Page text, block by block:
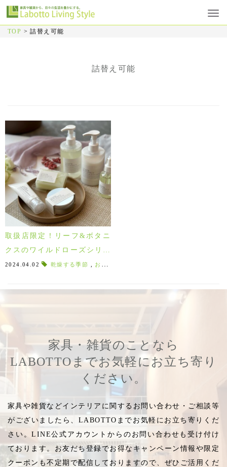
TOP >詰替え可能
詰替え可能
取扱店限定！リーフ&ボタニ
クスのワイルドローズシリー
ズで丁寧なボディケア♪
2024.04.02 乾燥する季節 おすすめの使い方
家具・雑貨のことなら
LABOTTOまでお気軽にお立ち寄り
ください。
家具や雑貨などインテリアに関するお問い合わせ・ご相談等
がございましたら、LABOTTOまでお気軽にお立ち寄りくだ
さい。LINE公式アカウントからのお問い合わせも受け付け
ております。お友だち登録でお得なキャンペーン情報や限定
クーポンも不定期で配信しておりますので、ぜひご活用くだ